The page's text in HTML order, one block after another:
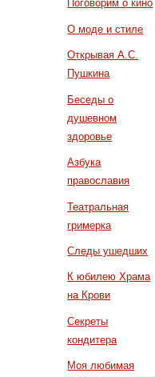
Поговорим о кино
О моде и стиле
Открывая А.С.
Пушкина
Беседы о
душевном
здоровье
Азбука
православия
Театральная
гримерка
Следы ушедших
К юбилею Храма
на Крови
Секреты
кондитера
Моя любимая